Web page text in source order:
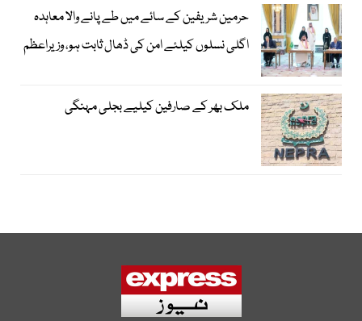
حرمین شریفین کے سائے میں طے پانے والا معاہدہ
اگلی نسلوں کیلئے امن کی ڈھال ثابت ہو، وزیراعظم
ملک بھر کے صارفین کیلیے بجلی مہنگی